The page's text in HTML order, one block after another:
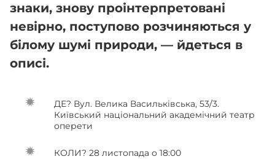
знаки, знову проінтерпретовані
невірно, поступово розчиняються у
білому шумі природи, — йдеться в
описі.
ДЕ? Вул. Велика Васильківська, 53/3.
Київський національний академічний театр
оперети
КОЛИ? 28 листопада о 18:00